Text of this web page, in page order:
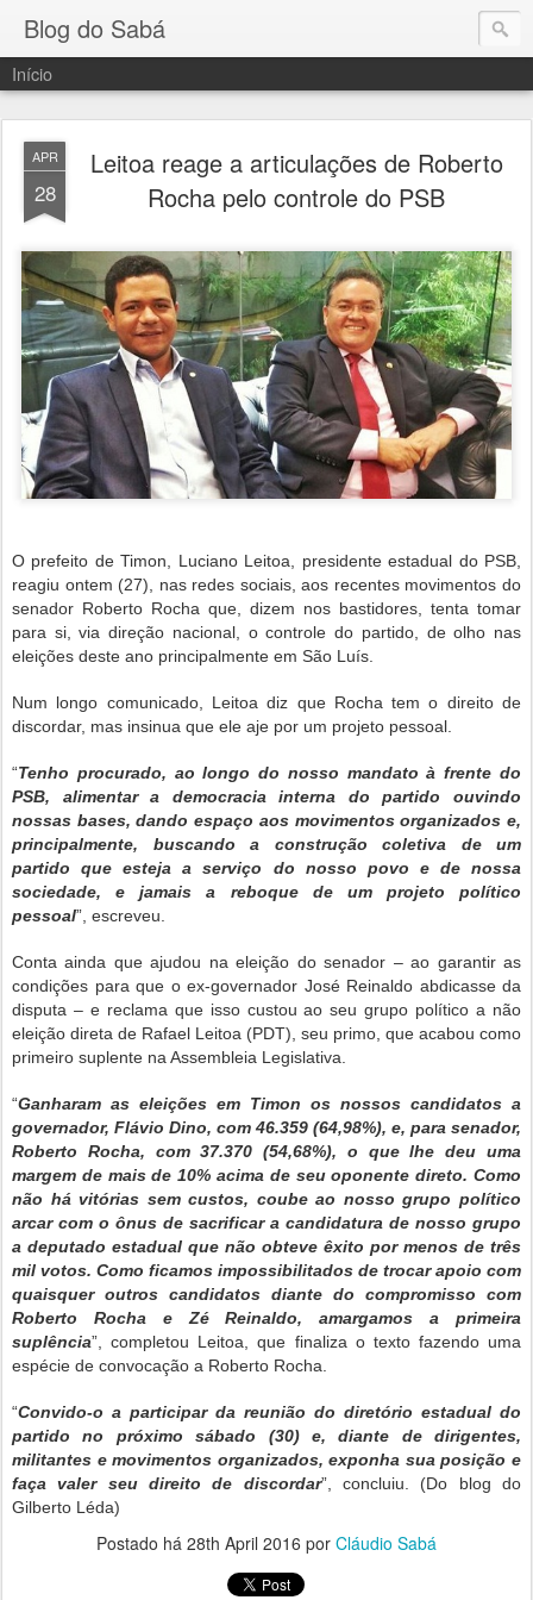
Blog do Sabá
Início
APR
28
Leitoa reage a articulações de Roberto
Rocha pelo controle do PSB
O prefeito de Timon, Luciano Leitoa, presidente estadual do PSB,
reagiu ontem (27), nas redes sociais, aos recentes movimentos do
senador Roberto Rocha que, dizem nos bastidores, tenta tomar
para si, via direção nacional, o controle do partido, de olho nas
eleições deste ano principalmente em São Luís.
Num longo comunicado, Leitoa diz que Rocha tem o direito de
discordar, mas insinua que ele aje por um projeto pessoal.
“Tenho procurado, ao longo do nosso mandato à frente do
PSB, alimentar a democracia interna do partido ouvindo
nossas bases, dando espaço aos movimentos organizados e,
principalmente, buscando a construção coletiva de um
partido que esteja a serviço do nosso povo e de nossa
sociedade, e jamais a reboque de um projeto político
pessoal”, escreveu.
Conta ainda que ajudou na eleição do senador – ao garantir as
condições para que o ex-governador José Reinaldo abdicasse da
disputa – e reclama que isso custou ao seu grupo político a não
eleição direta de Rafael Leitoa (PDT), seu primo, que acabou como
primeiro suplente na Assembleia Legislativa.
“Ganharam as eleições em Timon os nossos candidatos a
governador, Flávio Dino, com 46.359 (64,98%), e, para senador,
Roberto Rocha, com 37.370 (54,68%), o que lhe deu uma
margem de mais de 10% acima de seu oponente direto. Como
não há vitórias sem custos, coube ao nosso grupo político
arcar com o ônus de sacrificar a candidatura de nosso grupo
a deputado estadual que não obteve êxito por menos de três
mil votos. Como ficamos impossibilitados de trocar apoio com
quaisquer outros candidatos diante do compromisso com
Roberto Rocha e Zé Reinaldo, amargamos a primeira
suplência”, completou Leitoa, que finaliza o texto fazendo uma
espécie de convocação a Roberto Rocha.
“Convido-o a participar da reunião do diretório estadual do
partido no próximo sábado (30) e, diante de dirigentes,
militantes e movimentos organizados, exponha sua posição e
faça valer seu direito de discordar”, concluiu. (Do blog do
Gilberto Léda)
Postado há 28th April 2016 por Cláudio Sabá